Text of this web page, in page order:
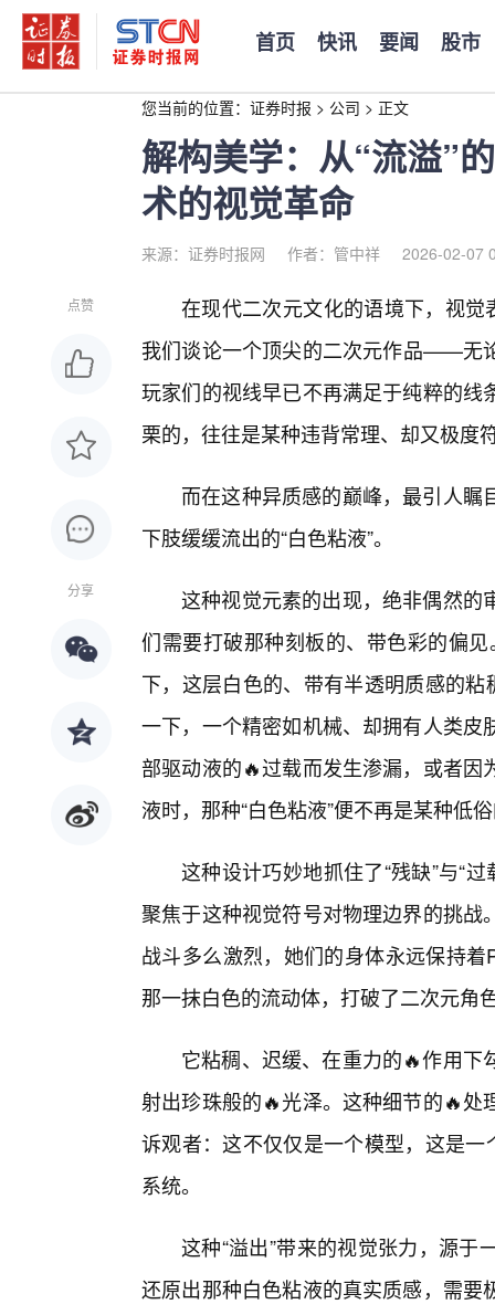
首页 快讯 要闻 股市
您当前的位置： 证券时报 > 公司 > 正文
解构美学：从“流溢”
术的视觉革命
来源：证券时报网 作者：管中祥 2026-02-07
点赞
分享
在现代二次元文化的语境下，视觉
我们谈论一个顶尖的二次元作品——无
玩家们的视线早已不再满足于纯粹的
栗的，往往是某种违背常理、却又极度
而在这种异质感的巅峰，最引人
下肢缓缓流出的“白色粘液”。
这种视觉元素的出现，绝非偶然的
们需要打破那种刻板的、带色彩的偏
下，这层白色的、带有半透明质感的
一下，一个精密如机械、却拥有人类
部驱动液的🔥过载而发生渗漏，或者
液时，那种“白色粘液”便不再是某种低
这种设计巧妙地抓住了“残缺”与“
聚焦于这种视觉符号对物理边界的挑
战斗多么激烈，她们的身体永远保持
那一抹白色的流动体，打破了二次元角
它粘稠、迟缓、在重力的🔥作用
射出珍珠般的🔥光泽。这种细节的🔥
诉观者：这不仅仅是一个模型，这是
系统。
这种“溢出”带来的视觉张力，源
还原出那种白色粘液的真实质感，需